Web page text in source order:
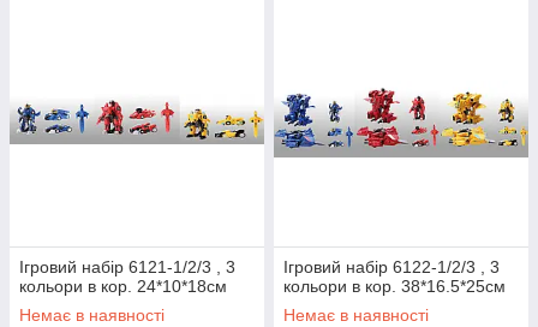
Ігровий набір 6121-1/2/3 , 3
кольори в кор. 24*10*18см
Немає в наявності
Ігровий набір 6122-1/2/3 , 3
кольори в кор. 38*16.5*25см
Немає в наявності